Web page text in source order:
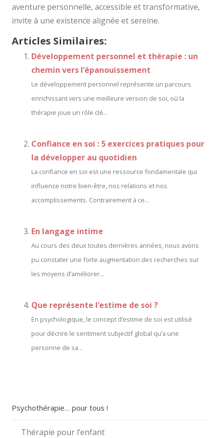
aventure personnelle, accessible et transformative,
invite à une existence alignée et sereine.
Articles Similaires:
Développement personnel et thérapie : un
chemin vers l’épanouissement
Le développement personnel représente un parcours
enrichissant vers une meilleure version de soi, où la
thérapie joue un rôle clé...
Confiance en soi : 5 exercices pratiques pour
la développer au quotidien
La confiance en soi est une ressource fondamentale qui
influence notre bien-être, nos relations et nos
accomplissements. Contrairement à ce...
En langage intime
Au cours des deux toutes dernières années, nous avons
pu constater une forte augmentation des recherches sur
les moyens d’améliorer...
Que représente l’estime de soi ?
En psychologique, le concept d’estime de soi est utilisé
pour décrire le sentiment subjectif global qu’a une
personne de sa...
Psychothérapie… pour tous !
Thérapie pour l’enfant